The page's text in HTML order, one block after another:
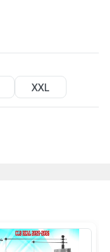
XXL